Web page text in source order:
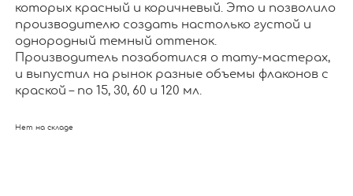
которых красный и коричневый. Это и позволило
производителю создать настолько густой и
однородный темный оттенок.
Производитель позаботился о тату-мастерах,
и выпустил на рынок разные объемы флаконов с
краской – по 15, 30, 60 и 120 мл.
Нет на складе